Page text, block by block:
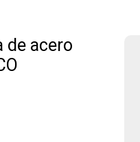
de acero